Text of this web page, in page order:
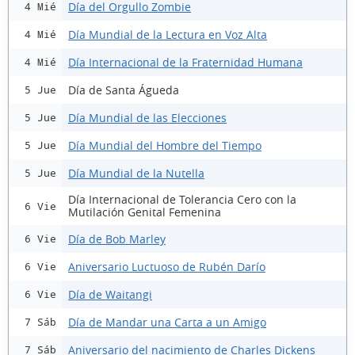
4 Mié Día del Orgullo Zombie
4 Mié Día Mundial de la Lectura en Voz Alta
4 Mié Día Internacional de la Fraternidad Humana
5 Jue Día de Santa Águeda
5 Jue Día Mundial de las Elecciones
5 Jue Día Mundial del Hombre del Tiempo
5 Jue Día Mundial de la Nutella
6 Vie
Día Internacional de Tolerancia Cero con la
Mutilación Genital Femenina
6 Vie Día de Bob Marley
6 Vie Aniversario Luctuoso de Rubén Darío
6 Vie Día de Waitangi
7 Sáb Día de Mandar una Carta a un Amigo
7 Sáb Aniversario del nacimiento de Charles Dickens